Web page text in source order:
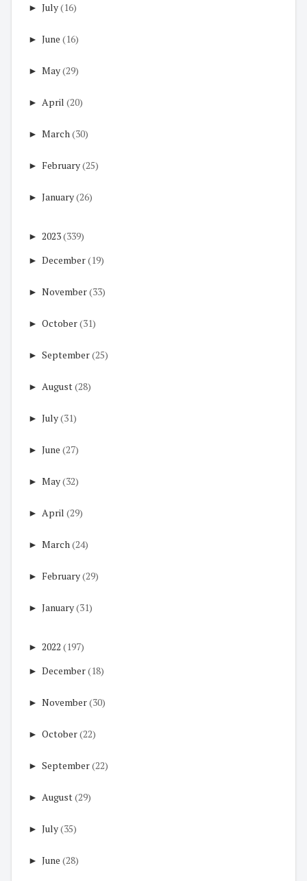
► July(16)
► June (16)
► May(29)
► April (20)
► March(30)
► February(25)
► January(26)
► 2023(339)
► December(19)
► November(33)
► October(31)
► September(25)
► August(28)
► July(31)
► June (27)
► May(32)
► April (29)
► March(24)
► February(29)
► January(31)
► 2022 (197)
► December(18)
► November(30)
► October(22)
► September(22)
► August(29)
► July(35)
► June (28)